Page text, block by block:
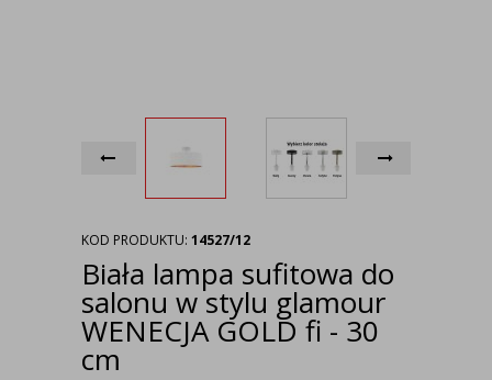
KOD PRODUKTU: 14527/12
Biała lampa sufitowa do
salonu w stylu glamour
WENECJA GOLD fi - 30
cm